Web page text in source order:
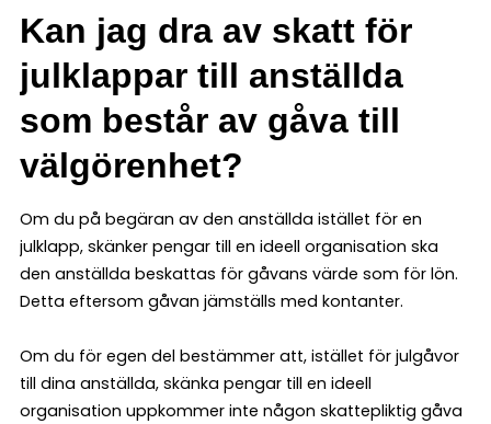
Kan jag dra av skatt för
julklappar till anställda
som består av gåva till
välgörenhet?
Om du på begäran av den anställda istället för en
julklapp, skänker pengar till en ideell organisation ska
den anställda beskattas för gåvans värde som för lön.
Detta eftersom gåvan jämställs med kontanter.
Om du för egen del bestämmer att, istället för julgåvor
till dina anställda, skänka pengar till en ideell
organisation uppkommer inte någon skattepliktig gåva